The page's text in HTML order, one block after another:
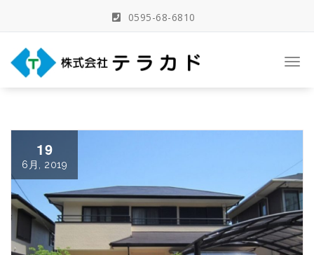
content
0595-68-6810
三重県名張市の建築事務所
19
6月, 2019